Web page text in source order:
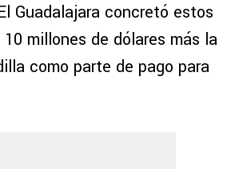
Guadalajara concretó estos
millones de dólares más la
como parte de pago para